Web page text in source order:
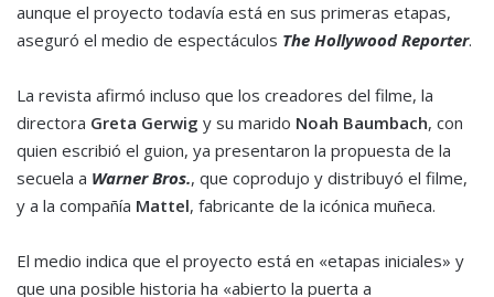
aunque el proyecto todavía está en sus primeras etapas,
aseguró el medio de espectáculos The Hollywood Reporter.
La revista afirmó incluso que los creadores del filme, la
directora Greta Gerwig y su marido Noah Baumbach, con
quien escribió el guion, ya presentaron la propuesta de la
secuela a Warner Bros., que coprodujo y distribuyó el filme,
y a la compañía Mattel, fabricante de la icónica muñeca.
El medio indica que el proyecto está en «etapas iniciales» y
que una posible historia ha «abierto la puerta a